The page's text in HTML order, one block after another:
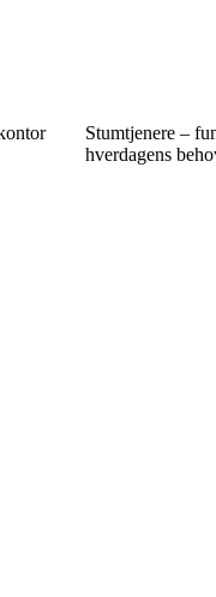
Stumtjenere –
hverdagens